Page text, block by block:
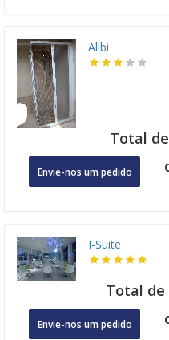
Alibi
Total de
Envie-nos um pedido
I-Suite
Total de
Envie-nos um pedido